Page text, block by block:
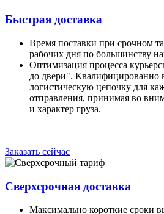
Быстрая доставка
Время поставки при срочном
рабочих дня по большинству
Оптимизация процесса
до двери". Квалифицированно
логистическую цепочку для
отправления, принимая во
и характер груза.
Заказать сейчас
Сверхсрочная доставка
Максимально короткие сроки